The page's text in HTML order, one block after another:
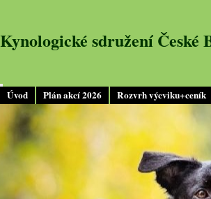
Úvod Plán akcí 2026 Rozvrh výcviku+ceník
Kynologické sdružení České